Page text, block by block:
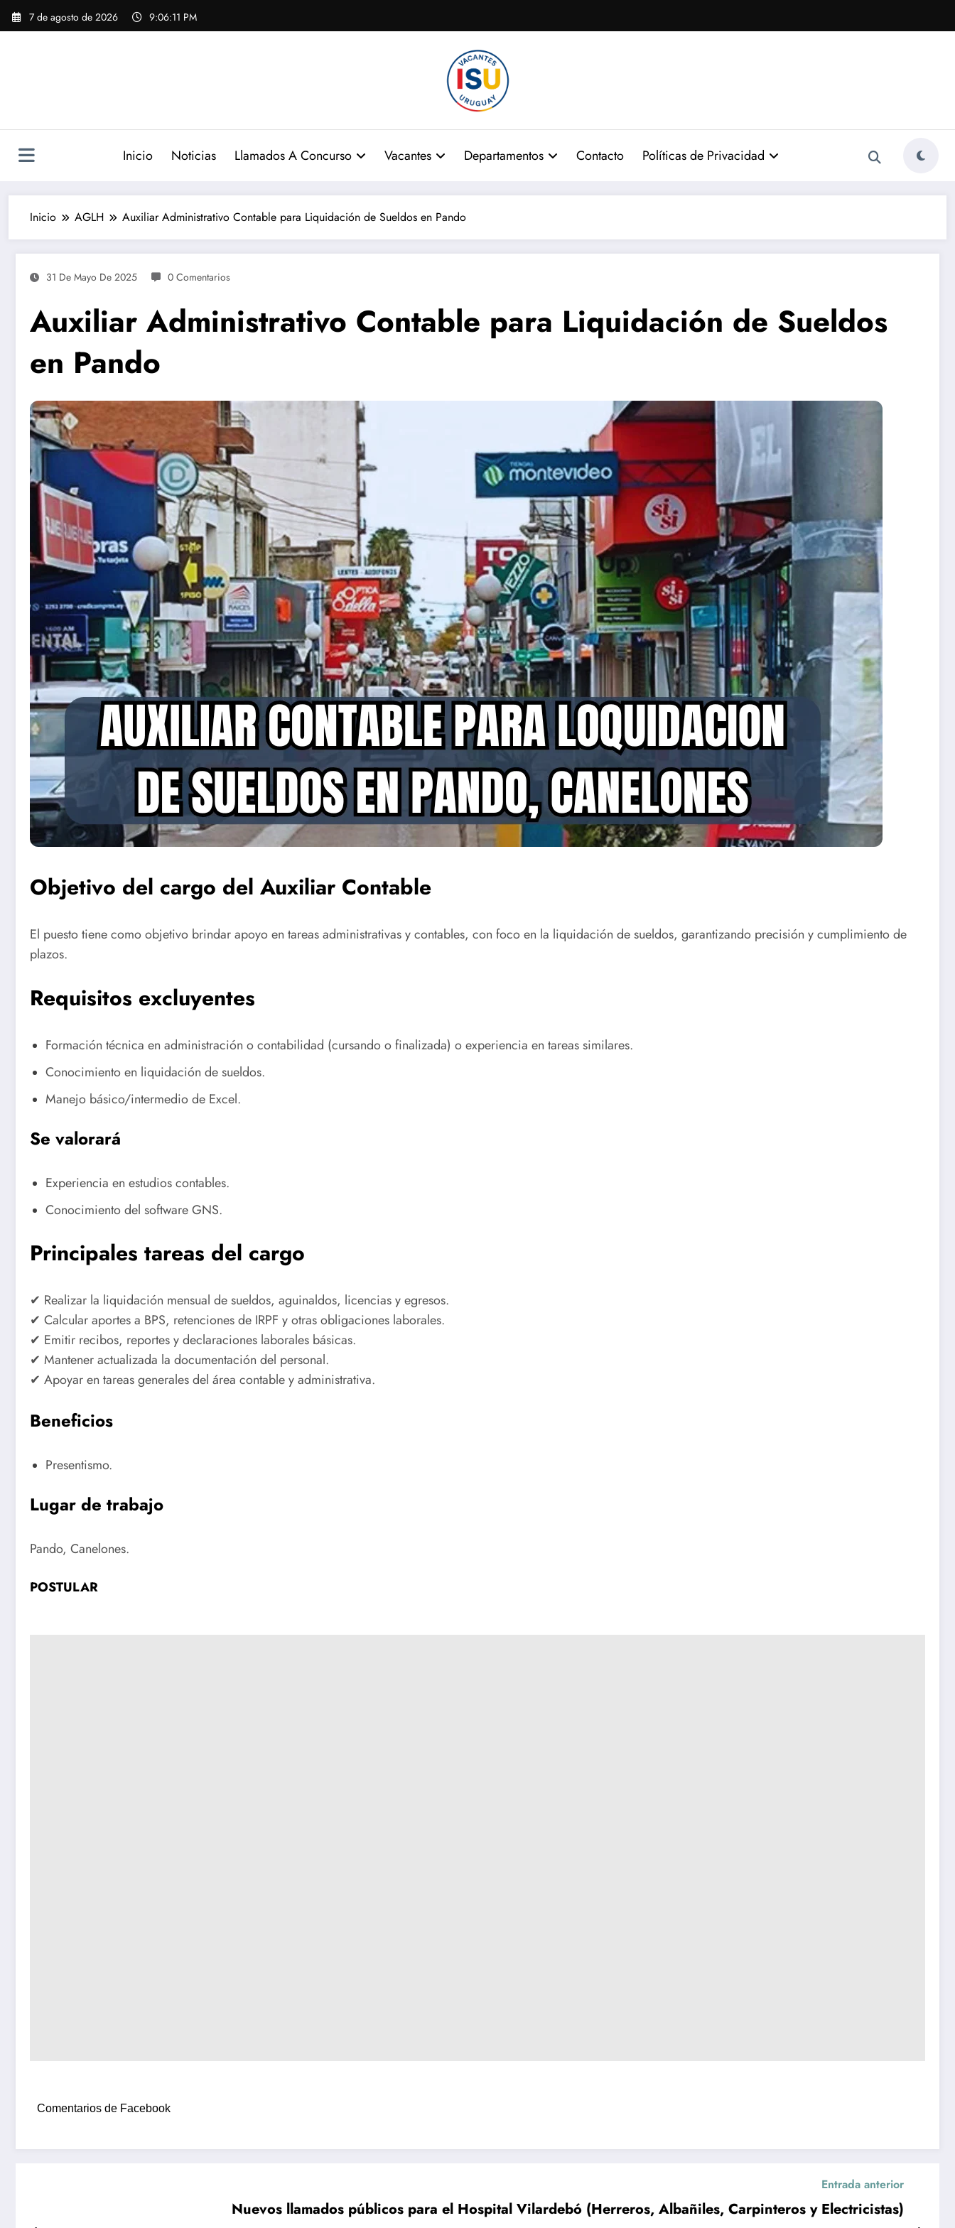
Saltar
7 de agosto de 2026 9:06:12 PM
Inicio Noticias Llamados A Concurso Vacantes Departamentos Contacto Políticas de Privacidad
Inicio AGLH Auxiliar Administrativo Contable para Liquidación de Sueldos en Pando
31 De Mayo De 2025 0 Comentarios
Auxiliar Administrativo Contable para Liquidación de Sueldos
en Pando
Objetivo del cargo del Auxiliar Contable
El puesto tiene como objetivo brindar apoyo en tareas administrativas y contables, con foco en la liquidación de sueldos, garantizando precisión y cumplimiento de
plazos.
Requisitos excluyentes
Formación técnica en administración o contabilidad (cursando o finalizada) o experiencia en tareas similares.
Conocimiento en liquidación de sueldos.
Manejo básico/intermedio de Excel.
Se valorará
Experiencia en estudios contables.
Conocimiento del software GNS.
Principales tareas del cargo
✔ Realizar la liquidación mensual de sueldos, aguinaldos, licencias y egresos.
✔ Calcular aportes a BPS, retenciones de IRPF y otras obligaciones laborales.
✔ Emitir recibos, reportes y declaraciones laborales básicas.
✔ Mantener actualizada la documentación del personal.
✔ Apoyar en tareas generales del área contable y administrativa.
Beneficios
Presentismo.
Lugar de trabajo
Pando, Canelones.
POSTULAR
Comentarios de Facebook
Entrada anterior
Nuevos llamados públicos para el Hospital Vilardebó (Herreros, Albañiles, Carpinteros y Electricistas)